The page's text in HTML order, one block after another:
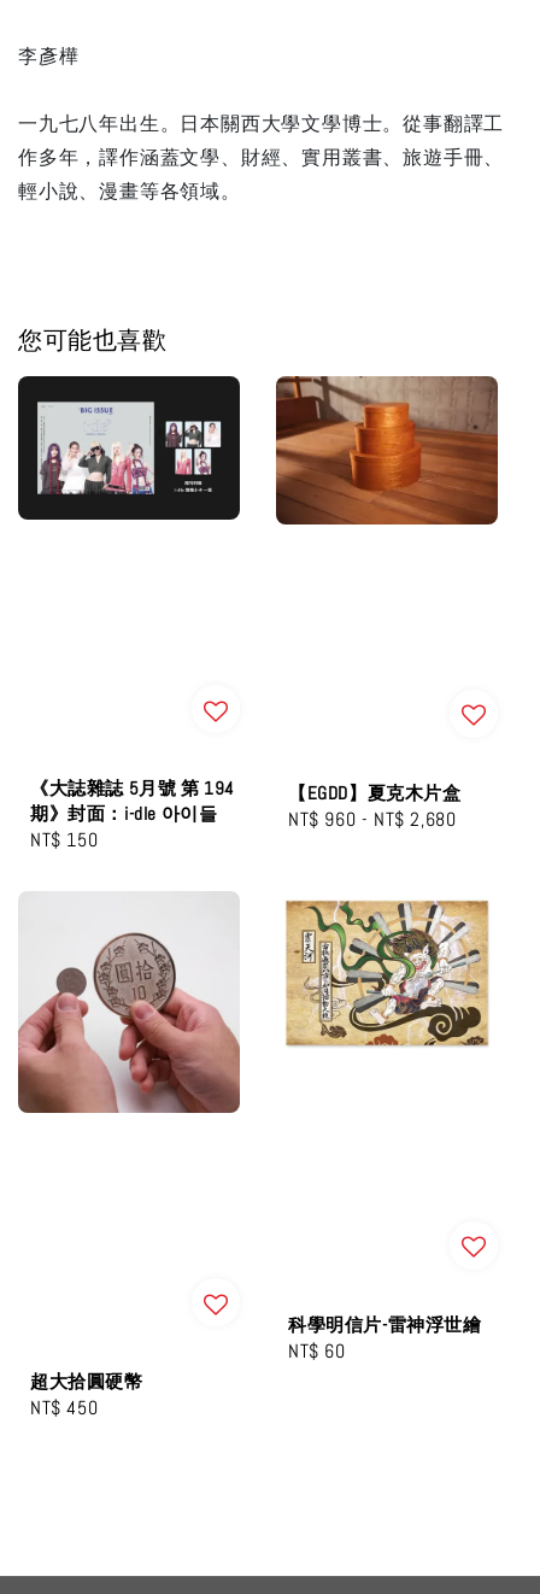
李彥樺
一九七八年出生。日本關西大學文學博士。從事翻譯工
作多年，譯作涵蓋文學、財經、實用叢書、旅遊手冊、
輕小說、漫畫等各領域。
您可能也喜歡
《大誌雜誌 5月號 第 194
期》封面：i-dle 아이들
Regular
NT$ 150
【EGDD】夏克木片盒
Regular
NT$ 960 - NT$ 2,680
超大拾圓硬幣
Regular
NT$ 450
科學明信片-雷神浮世繪
Regular
NT$ 60